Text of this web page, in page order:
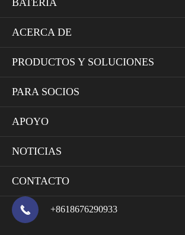
ACERCA DE
PRODUCTOS Y SOLUCIONES
PARA SOCIOS
APOYO
NOTICIAS
CONTACTO
 +8618676290933